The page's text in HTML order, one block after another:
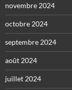
novembre 2024
octobre 2024
septembre 2024
août 2024
juillet 2024